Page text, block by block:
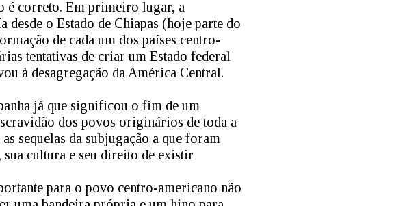
é correto. Em primeiro lugar, a
desde o Estado de Chiapas (hoje parte do
de cada um dos países centro-
tentativas de criar um Estado federal
à desagregação da América Central.
já que significou o fim de um
dos povos originários de toda a
sequelas da subjugação a que foram
cultura e seu direito de existir
para o povo centro-americano não